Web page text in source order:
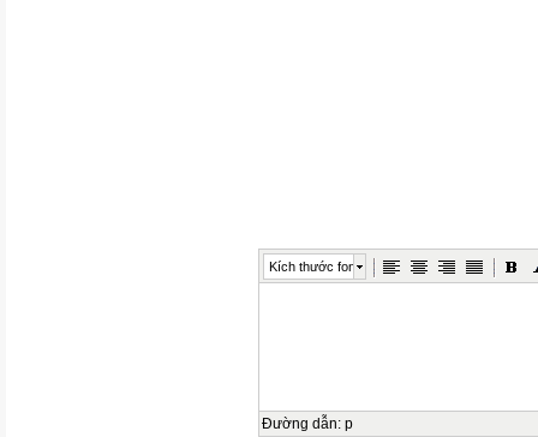
Kích thước font
Đường dẫn: p